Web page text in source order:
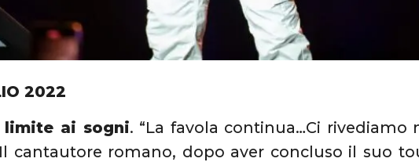
2022
limite ai sogni. “La favola continua…Ci rivediamo
cantautore romano, dopo aver concluso il suo